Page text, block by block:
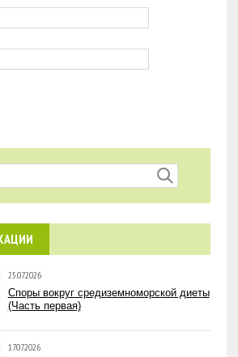
25.07.2026
Споры вокруг средиземноморской диеты
(Часть первая)
17.07.2026